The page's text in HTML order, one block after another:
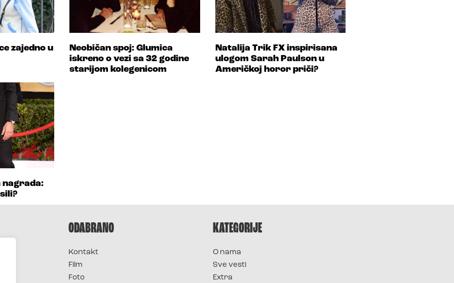
zajedno u
Neobičan spoj: Glumica
iskreno o vezi sa 32 godine
starijom kolegenicom
Natalija Trik FX inspirisana
ulogom Sarah Paulson u
Američkoj horor priči?
nagrada:
ODABRANO
Kontakt
Film
Foto
KATEGORIJE
O nama
Sve vesti
Extra